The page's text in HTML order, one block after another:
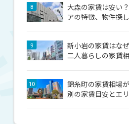
8
大森の家賃は安い
アの特徴、物件探
9
新小岩の家賃はな
二人暮らしの家賃
10
錦糸町の家賃相場
別の家賃目安とエ